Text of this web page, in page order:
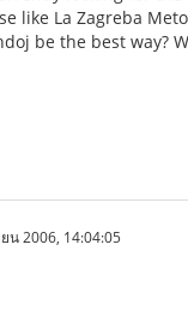
like La Zagreba
be the best way?
น 2006, 14:04:05